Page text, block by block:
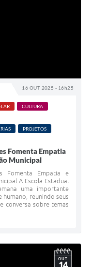
16 OUT 2025 - 16h25
CULTURA
PROJETOS
Fomenta Empatia
Municipal
Fomenta Empatia e
A Escola Estadual
uma importante
humano, reunindo seus
conversa sobre temas
OUT